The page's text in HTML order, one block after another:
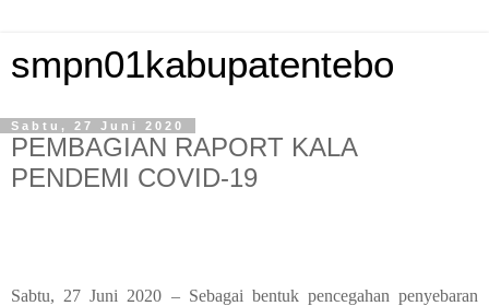
smpn01kabupatentebo
Sabtu, 27 Juni 2020
PEMBAGIAN RAPORT KALA
PENDEMI COVID-19
Sabtu, 27 Juni 2020 – Sebagai bentuk pencegahan penyebaran